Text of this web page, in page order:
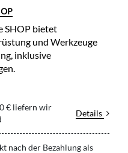
SHOP bietet
und Werkzeuge
inklusive
€ liefern wir
Details
nach der Bezahlung als